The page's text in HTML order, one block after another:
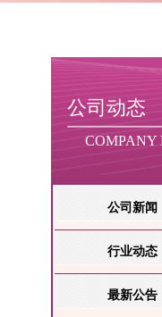
公司动态
COMPANY
公司新闻
行业动态
最新公告